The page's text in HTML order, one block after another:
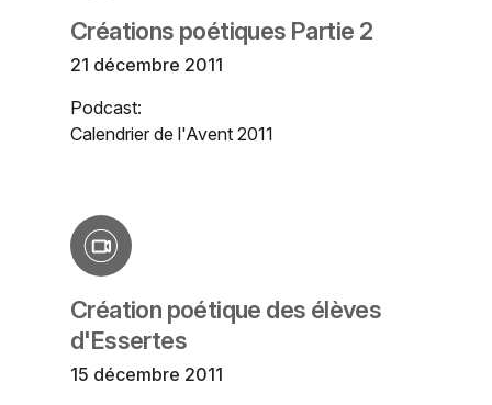
Créations poétiques Partie 2
21 décembre 2011
Podcast:
Calendrier de l'Avent 2011
Création poétique des élèves
d'Essertes
15 décembre 2011